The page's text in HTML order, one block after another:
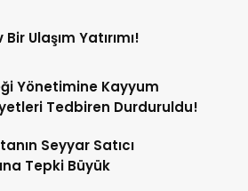
Ulaşım Yatırımı!
Yönetimine Kayyum
Tedbiren Durduruldu!
Seyyar Satıcı
Tepki Büyük